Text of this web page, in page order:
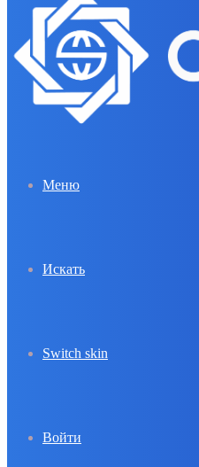
Меню
Искать
Switch skin
Войти